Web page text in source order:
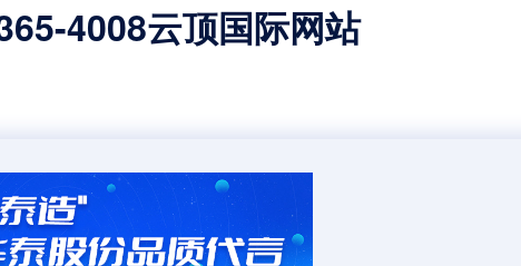
4008云顶国际网站